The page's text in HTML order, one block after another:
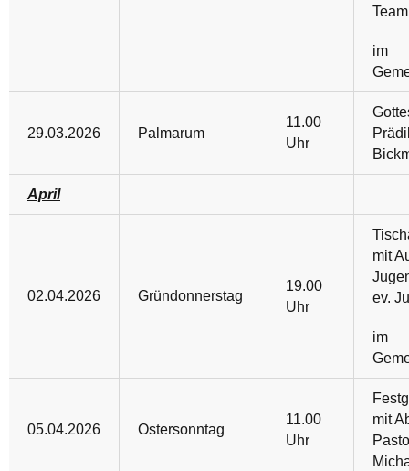
Team
im
29.03.2026 Palmarum
11.00
Uhr
April
02.04.2026 Gründonnerstag
19.00
Uhr
mit
ev.
im
05.04.2026 Ostersonntag
11.00
Uhr
mit